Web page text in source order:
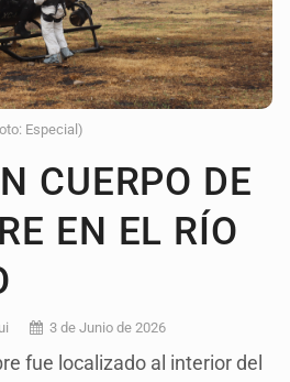
Especial)
CUERPO DE
EN EL RÍO
3 de Junio de 2026
fue localizado al interior del